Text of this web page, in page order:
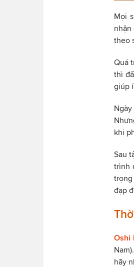
Mọi
nhận
theo
Quá
thì
giúp
khi
Sau
trình
trọng
đạp
Oshi
hãy